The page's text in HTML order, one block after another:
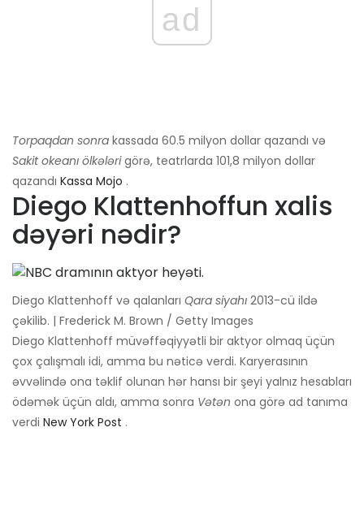
ad
Torpaqdan sonra kassada 60.5 milyon dollar qazandı və
Sakit okeanı ölkələrigörə, teatrlarda 101,8 milyon dollar
qazandı Kassa Mojo .
Diego Klattenhoffun xalis
dəyəri nədir?
Diego Klattenhoff və qalanları Qara siyahı 2013-cü ildə
çəkilib. | Frederick M. Brown / Getty Images
Diego Klattenhoff müvəffəqiyyətli bir aktyor olmaq üçün
çox çalışmalı idi, amma bu nəticə verdi. Karyerasının
əvvəlində ona təklif olunan hər hansı bir şeyi yalnız hesabları
ödəmək üçün aldı, amma sonra Vətən ona görə ad tanıma
verdi New York Post .